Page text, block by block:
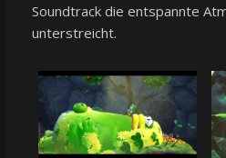
Soundtrack die entspannte
unterstreicht.